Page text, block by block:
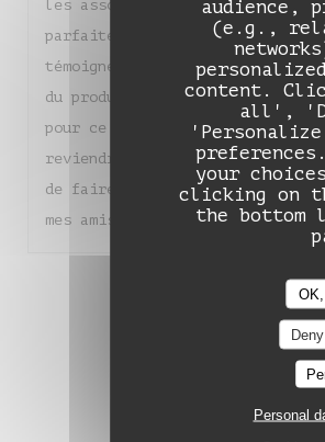
audience,
(e.g.,
content.
all',
your
clicking on
the
Personal
les associations de saveurs
parfaitement équilibrées.
témoigne d'un réel savoir-faire
du produit. Un grand bravo à
pour ce moment de pure
reviendrons sans hésiter et je
de faire découvrir ce
mes amis !
3